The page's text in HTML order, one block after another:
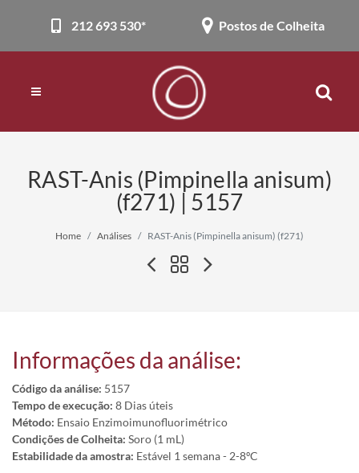
212 693 530* Postos de Colheita
RAST-Anis (Pimpinella anisum)
(f271) | 5157
Home Análises RAST-Anis (Pimpinella anisum) (f271)
Informações da análise:
Código da análise: 5157
Tempo de execução: 8 Dias úteis
Método: Ensaio Enzimoimunofluorimétrico
Condições de Colheita: Soro (1 mL)
Estabilidade da amostra: Estável 1 semana - 2-8ºC